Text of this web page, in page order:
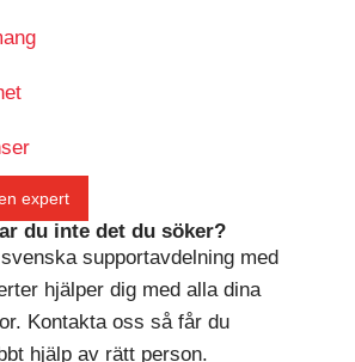
expert
du inte det du söker?
supportavdelning med
hjälper dig med alla dina
Kontakta oss så får du
hjälp av rätt person.